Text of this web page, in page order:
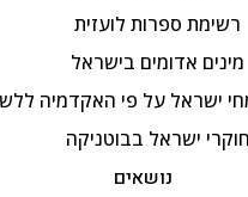
רשימת ספרות לועזית
מינים אדומים בישראל
ישראל על פי האקדמיה
חוקרי ישראל בבוטניקה
נושאים